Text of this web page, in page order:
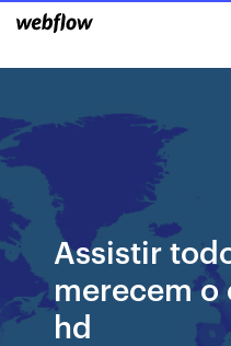
Assistir
merecem
hd